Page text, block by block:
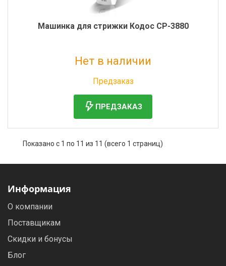
Машинка для стрижки Кодос CP-3880
Нет в наличии
Предзаказ
ПРЕДЗАКАЗ
Показано с 1 по 11 из 11 (всего 1 страниц)
Информация
О компании
Поставщикам
Скидки и бонусы
Блог